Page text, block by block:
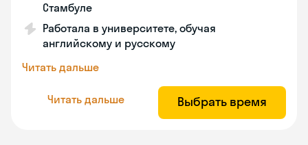
Стамбуле
Работала в университете, обучая
английскому и русскому
Читать дальше
Читать дальше Выбрать время